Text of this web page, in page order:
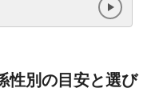
性別の目安と選び